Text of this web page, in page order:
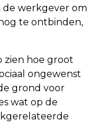
de werkgever om
te ontbinden,
zien hoe groot
ongewenst
grond voor
wat op de